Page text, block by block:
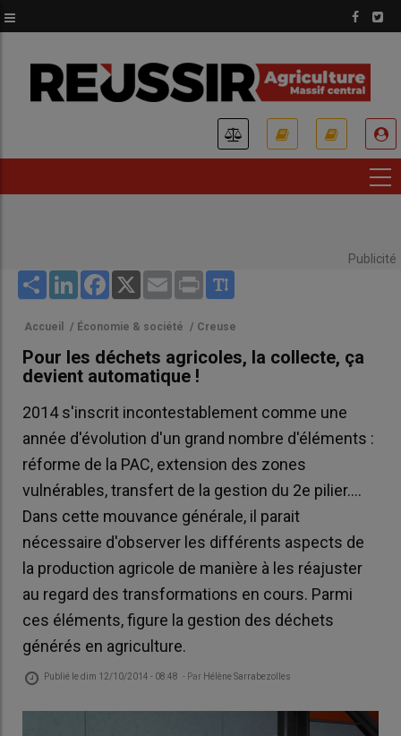
au
principal
Publicité
Share LinkedInFacebook
X Email Print
Accueil / Économie & société / Creuse
Pour les déchets agricoles, la collecte, ça
devient automatique !
2014 s'inscrit incontestablement comme une
année d'évolution d'un grand nombre d'éléments :
réforme de la PAC, extension des zones
vulnérables, transfert de la gestion du 2e pilier....
Dans cette mouvance générale, il parait
nécessaire d'observer les différents aspects de
la production agricole de manière à les réajuster
au regard des transformations en cours. Parmi
ces éléments, figure la gestion des déchets
générés en agriculture.
Publié ledim 12/10/2014 - 08:48 - Par Hélène Sarrabezolles